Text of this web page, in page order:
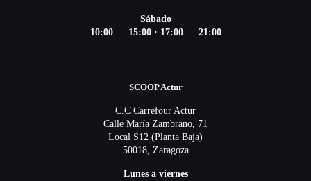
Sábado
10:00 — 15:00 · 17:00 — 21:00
SCOOP Actur
C.C Carrefour Actur
Calle María Zambrano, 71
Local S12 (Planta Baja)
50018, Zaragoza
Lunes a viernes